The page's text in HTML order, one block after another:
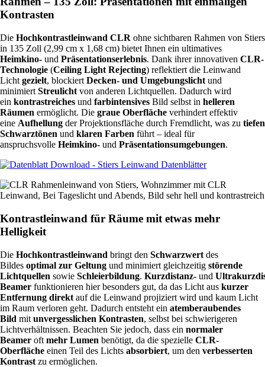
Kontrasten
Die Hochkontrastleinwand CLR ohne sichtbaren Rahmen von Stiers
in 135 Zoll (2,99 cm x 1,68 cm) bietet Ihnen ein ultimatives
Heimkino- und Präsentationserlebnis. Dank ihrer innovativen CLR-
Technologie (Ceiling Light Rejecting) reflektiert die Leinwand
Licht gezielt, blockiert Decken- und Umgebungslicht und
minimiert Streulicht von anderen Lichtquellen. Dadurch wird
ein kontrastreiches und farbintensives Bild selbst in helleren
Räumen ermöglicht. Die graue Oberfläche verhindert effektiv
eine Aufhellung der Projektionsfläche durch Fremdlicht, was zu tiefen
Schwarztönen und klaren Farben führt – ideal für
anspruchsvolle Heimkino- und Präsentationsumgebungen.
Kontrastleinwand für Räume mit etwas mehr
Helligkeit
Die Hochkontrastleinwand bringt den Schwarzwert des
Bildes optimal zur Geltung und minimiert gleichzeitig störende
Lichtquellen sowie Schleierbildung. Kurzdistanz- und
Beamer funktionieren hier besonders gut, da das Licht aus kurzer
Entfernung direkt auf die Leinwand projiziert wird und kaum Licht
im Raum verloren geht. Dadurch entsteht ein atemberaubendes
Bild mit unvergesslichen Kontrasten, selbst bei schwierigeren
Lichtverhältnissen. Beachten Sie jedoch, dass ein normaler
Beamer oft mehr Lumen benötigt, da die spezielle CLR-
Oberfläche einen Teil des Lichts absorbiert, um den verbesserten
Kontrast zu ermöglichen.